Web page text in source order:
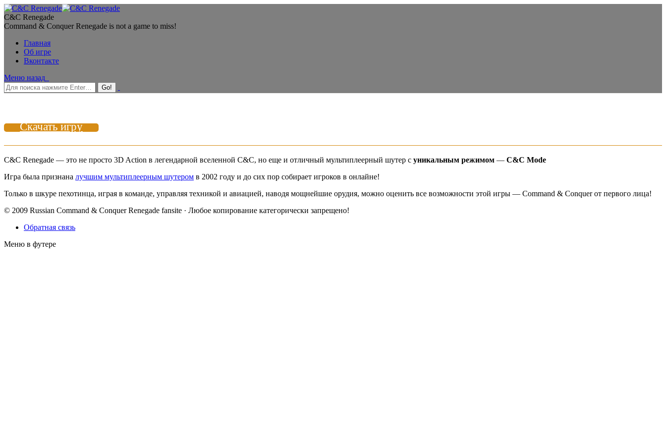
C&C Renegade
Command & Conquer Renegade is not a game to miss!
Главная
Об игре
Вконтакте
Меню назад
Скачать игру
C&C Renegade — это не просто 3D Action в легендарной вселенной C&C, но еще и отличный мультиплеерный шутер с уникальным режимом — C&C Mode
Игра была признана лучшим мультиплеерным шутером в 2002 году и до сих пор собирает игроков в онлайне!
Только в шкуре пехотинца, играя в команде, управляя техникой и авиацией, наводя мощнейшие орудия, можно оценить все возможности этой игры — Command & Conquer от первого лица!
© 2009 Russian Command & Conquer Renegade fansite · Любое копирование категорически запрещено!
Обратная связь
Меню в футере